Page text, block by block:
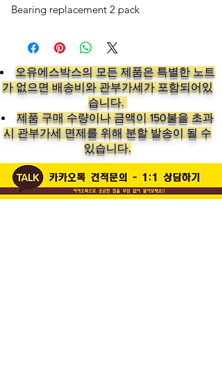
Bearing replacement 2 pack
오유에스박스의 ​모든 제품은 특별한 노트
가 없으면 배송비와 관부가세가 포함되어있
습니다.
​제품 구매 수량이나 금액이 150불을 초과
시 관부가세 면제를 위해 분할 발송이 될 수
있습니다.